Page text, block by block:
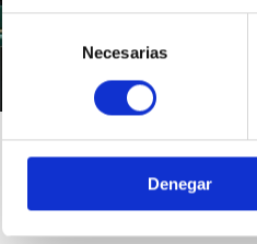
de
consentimiento
Necesarias
Denegar